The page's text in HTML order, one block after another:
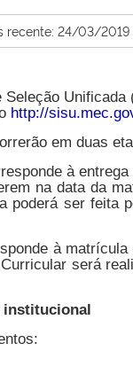
recente: 24/03/2019
http://
em duas
à
na data da
poderá ser feita
à
será
institucional